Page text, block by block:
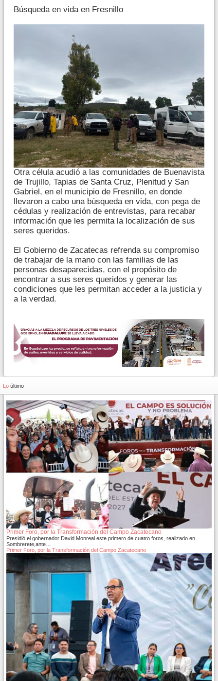
Búsqueda en vida en Fresnillo
Otra célula acudió a las comunidades de Buenavista
de Trujillo, Tapias de Santa Cruz, Plenitud y San
Gabriel, en el municipio de Fresnillo, en donde
llevaron a cabo una búsqueda en vida, con pega de
cédulas y realización de entrevistas, para recabar
información que les permita la localización de sus
seres queridos.
El Gobierno de Zacatecas refrenda su compromiso
de trabajar de la mano con las familias de las
personas desaparecidas, con el propósito de
encontrar a sus seres queridos y generar las
condiciones que les permitan acceder a la justicia y
a la verdad.
Lo último
Primer Foro, por la Transformación del Campo Zacatecano
Presidió el gobernador David Monreal este primero de cuatro foros, realizado en
Sombrerete,ante…
Primer Foro, por la Transformación del Campo Zacatecano